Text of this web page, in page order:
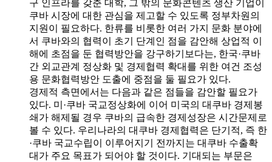
구 인프라를 갖춘 대학, 그 밖의 문화콘텐츠 생산 기업이
쿠바 시장에 대한 관심을 제고할 수 있도록 정부차원의
지원이 필요하다. 한류를 비롯한 여러 가지 문화 분야에
서 쿠바와의 협력이 초기 단계인 점을 감안해 상업적 이
해에 초점을 둔 협력방안을 강구하기보다는, 한국·쿠바
간 외교관계 정상화 및 경제협력 확대를 위한 여건 조성
용 문화협력방안 도출에 중점을 둘 필요가 있다.
경제적 측면에서는 다음과 같은 점들을 감안할 필요가
있다. 미·쿠바 국교정상화에 이어 미국의 대쿠바 경제봉
쇄가 해제될 경우 쿠바의 급속한 경제성장은 시간문제로
볼 수 있다. 우리나라의 대쿠바 경제협력은 단기적, 즉 한
·쿠바 국교수립이 이루어지기 전까지는 대쿠바 수출확
대가 주요 목표가 되어야 할 것이다. 기대되는 부문은